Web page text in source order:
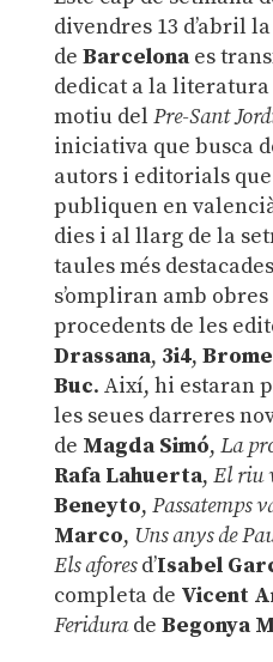
divendres 13 d’abril la
de Barcelonaes
dedicat a la
motiu del Pre-Sant
iniciativa que busca
autors i editorials
publiquen en
dies i al llarg de la
taules més
s’ompliran amb
procedents de les
Drassana, 3i4,
Buc. Així, hi estaran
les seues darreres
de Magda Simó, La
Rafa Lahuerta, El riu
Beneyto, Passatemps
Marco, Uns anys de
Els aforesd’Isabel
completa de Vicent
Feridurade Begonya